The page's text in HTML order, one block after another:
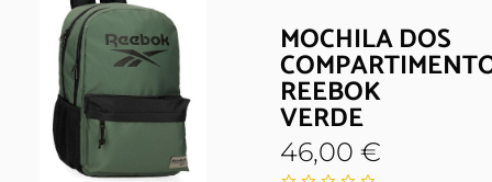
MOCHILA DOS
REEBOK
VERDE
46,00€